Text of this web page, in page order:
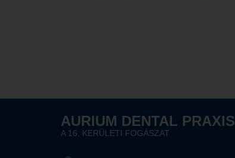
AURIUM DENTAL PRAXIS
A 16. KERÜLETI FOGÁSZAT